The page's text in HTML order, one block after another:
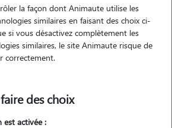
la façon dont Animaute utilise les
similaires en faisant des choix ci-
si vous désactivez complètement les
similaires, le site Animaute risque de
correctement.
des choix
est activée :